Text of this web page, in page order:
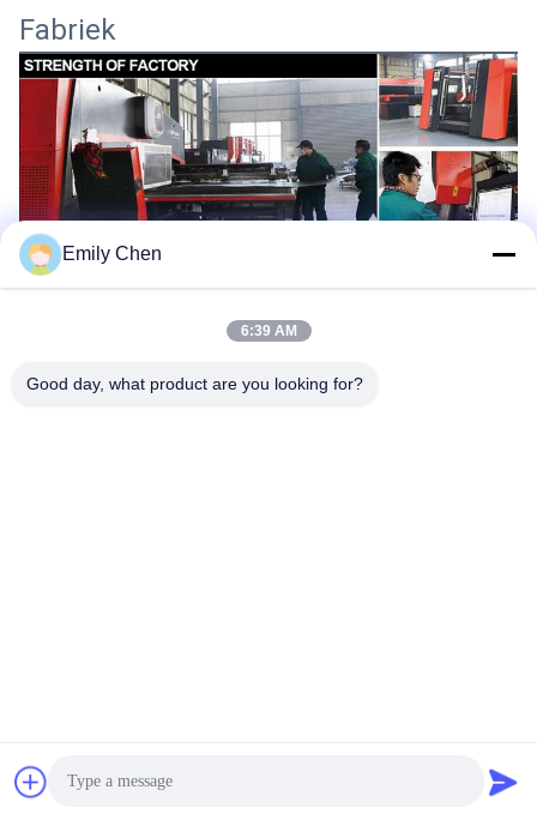
Fabriek
Emily Chen
6:39 AM
Good day, what product are you looking for?